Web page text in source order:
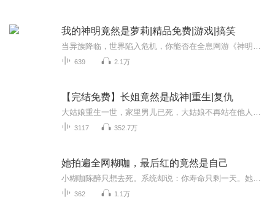
我的神明竟然是萝莉|精品免费|游戏|搞笑
639 2.1万
【完结免费】长姐竟然是战神|重生|复仇
3117 352.7万
她拍遍全网糊咖，最后红的竟然是自己
362 1.1万